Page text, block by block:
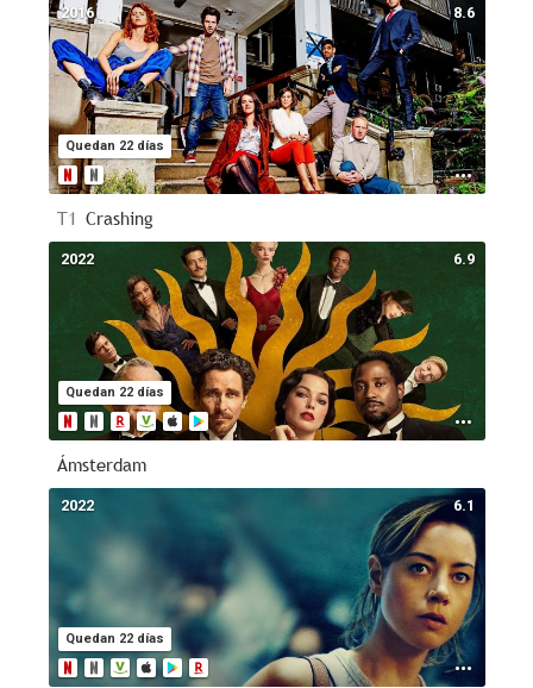
8.6
Quedan 22 días
2016
T1 Crashing
6.9
Quedan 22 días
2022
Ámsterdam
6.1
Quedan 22 días
2022